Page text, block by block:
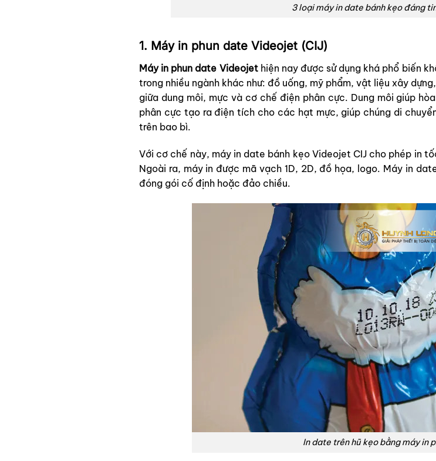
3 loại máy in date bánh kẹo đáng
1. Máy in phun date Videojet (CIJ)
Máy in phun date Videojethiện nay được sử dụng khá phổ biến
trong nhiều ngành khác như: đồ uống, mỹ phẩm, vật liệu xây
giữa dung môi, mực và cơ chế điện phân cực. Dung môi giúp
phân cực tạo ra điện tích cho các hạt mực, giúp chúng di
trên bao bì.
Với cơ chế này, máy in date bánh kẹo Videojet CIJ cho phép in
Ngoài ra, máy in được mã vạch 1D, 2D, đồ họa, logo. Máy in
đóng gói cố định hoặc đảo chiều.
In date trên hũ kẹo bằng máy in